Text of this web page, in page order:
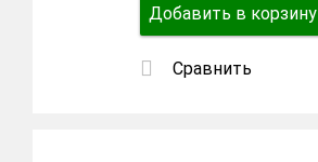
Добавить в корзину
Сравнить